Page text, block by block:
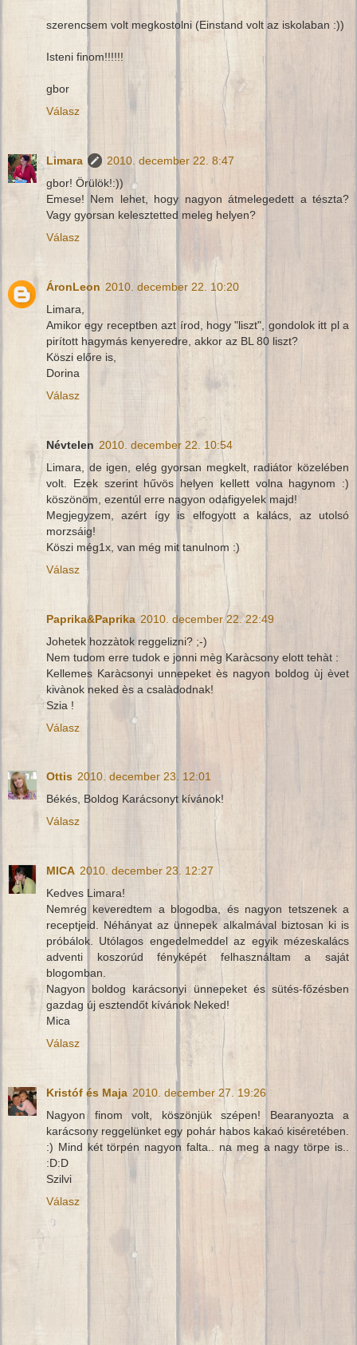
szerencsem volt megkostolni (Einstand volt az iskolaban :))
Isteni finom!!!!!!
gbor
Válasz
Limara
2010. december 22. 8:47
gbor! Örülök!:))
Emese! Nem lehet, hogy nagyon átmelegedett a tészta?
Vagy gyorsan kelesztetted meleg helyen?
Válasz
ÁronLeon 2010. december 22. 10:20
Limara,
Amikor egy receptben azt írod, hogy "liszt", gondolok itt pl a
pirított hagymás kenyeredre, akkor az BL 80 liszt?
Köszi előre is,
Dorina
Válasz
Névtelen 2010. december 22. 10:54
Limara, de igen, elég gyorsan megkelt, radiátor közelében
volt. Ezek szerint hűvös helyen kellett volna hagynom :)
köszönöm, ezentúl erre nagyon odafigyelek majd!
Megjegyzem, azért így is elfogyott a kalács, az utolsó
morzsáig!
Köszi még1x, van még mit tanulnom :)
Válasz
Paprika&Paprika 2010. december 22. 22:49
Johetek hozzàtok reggelizni? ;-)
Nem tudom erre tudok e jonni mèg Karàcsony elott tehàt :
Kellemes Karàcsonyi unnepeket ès nagyon boldog ùj èvet
kivànok neked ès a csalàdodnak!
Szia !
Válasz
Ottis 2010. december 23. 12:01
Békés, Boldog Karácsonyt kívánok!
Válasz
MICA 2010. december 23. 12:27
Kedves Limara!
Nemrég keveredtem a blogodba, és nagyon tetszenek a
receptjeid. Néhányat az ünnepek alkalmával biztosan ki is
próbálok. Utólagos engedelmeddel az egyik mézeskalács
adventi koszorúd fényképét felhasználtam a saját
blogomban.
Nagyon boldog karácsonyi ünnepeket és sütés-főzésben
gazdag új esztendőt kívánok Neked!
Mica
Válasz
Kristóf és Maja 2010. december 27. 19:26
Nagyon finom volt, köszönjük szépen! Bearanyozta a
karácsony reggelünket egy pohár habos kakaó kiséretében.
:) Mind két törpén nagyon falta.. na meg a nagy törpe is..
:D:D
Szilvi
Válasz